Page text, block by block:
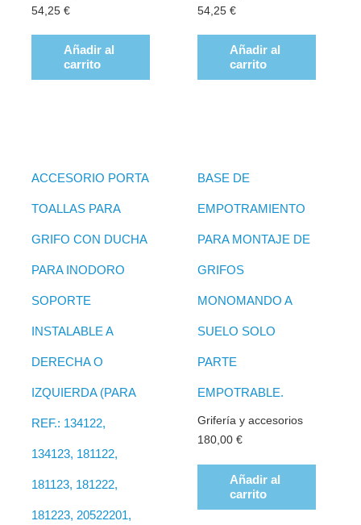
54,25€
Añadir al
carrito
54,25 €
Añadir al
carrito
ACCESORIO PORTA
TOALLAS PARA
GRIFO CON DUCHA
PARA INODORO
SOPORTE
INSTALABLE A
DERECHA O
IZQUIERDA (PARA
REF.: 134122,
134123, 181122,
181123, 181222,
181223, 20522201,
BASE DE
EMPOTRAMIENTO
PARA MONTAJE DE
GRIFOS
MONOMANDO A
SUELO SOLO
PARTE
EMPOTRABLE.
Grifería y accesorios
180,00 €
Añadir al
carrito